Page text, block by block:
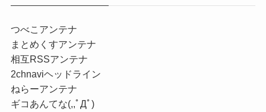
つべこアンテナ
まとめくすアンテナ
相互RSSアンテナ
2chnaviヘッドライン
ねらーアンテナ
ギコあんてな(,,ﾟДﾟ)